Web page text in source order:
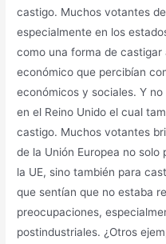
castigo. Muchos votantes
especialmente en los
como una forma de
económico que percibían
económicos y sociales. Y
en el Reino Unido el cual
castigo. Muchos votantes
de la Unión Europea no
la UE, sino también para
que sentían que no estaba
preocupaciones,
postindustriales. ¿Otros